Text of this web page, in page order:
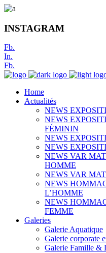
INSTAGRAM
Fb.
In.
Fb.
Home
Actualités
NEWS
NEWS
FÉMININ
NEWS
NEWS
NEWS VAR
HOMME
NEWS VAR
NEWS
L’HOMME
NEWS
FEMME
Galeries
Galerie Aquatique
Galerie corporate
Galerie Famille &